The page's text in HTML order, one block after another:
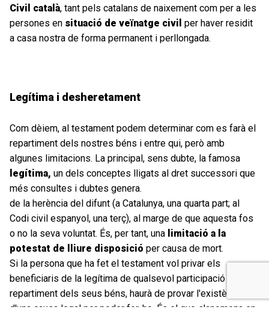
Civil català, tant pels catalans de naixement com per a les
persones en situació de veïnatge civil per haver residit
a casa nostra de forma permanent i perllongada.
Legítima i desheretament
Com dèiem, al testament podem determinar com es farà el
repartiment dels nostres béns i entre qui, però amb
algunes limitacions. La principal, sens dubte, la famosa
legítima, un dels conceptes lligats al dret successori que
més consultes i dubtes genera.
de la herència del difunt (a Catalunya, una quarta part; al
Codi civil espanyol, una terç), al marge de que aquesta fos
o no la seva voluntat. És, per tant, una limitació a la
potestat de lliure disposició per causa de mort.
Si la persona que ha fet el testament vol privar els
beneficiaris de la legítima de qualsevol participació en el
repartiment dels seus béns, haurà de provar l'existència
d'una causa legal per poder fer-ho. És el que s'anomena en